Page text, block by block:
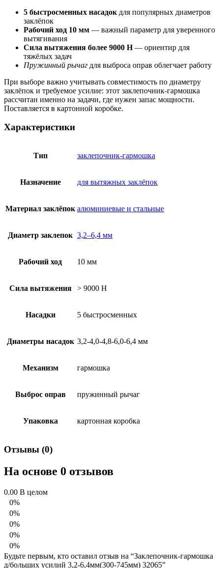
5 быстросменных насадок для популярных диаметров
заклёпок
Рабочий ход 10 мм — важный параметр для уверенного
вытягивания
Сила вытяжения более 9000 H— ориентир для
тяжёлых задач
Пружинный рычаг для выброса оправ облегчает работу
При выборе важно учитывать совместимость по диаметру
заклёпок и требуемое усилие: этот заклепочник-гармошка
рассчитан именно на задачи, где нужен запас мощности.
Поставляется в картонной коробке.
Характеристики
Тип заклепочник-гармошка
Назначение для вытяжных заклёпок
Материал заклёпок алюминиевые и стальные
Диаметр заклепок 3,2–6,4 мм
Рабочий ход 10 мм
Сила вытяжения > 9000 H
Насадки 5 быстросменных
Диаметры насадок 3,2-4,0-4,8-6,0-6,4 мм
Механизм гармошка
Выброс оправ пружинный рычаг
Упаковка картонная коробка
Отзывы (0)
На основе 0 отзывов
0.00 В целом
0%
0%
0%
0%
0%
Будьте первым, кто оставил отзыв на “Заклепочник-гармошка
д/больших усилий 3,2-6,4мм(300-745мм) 32065”